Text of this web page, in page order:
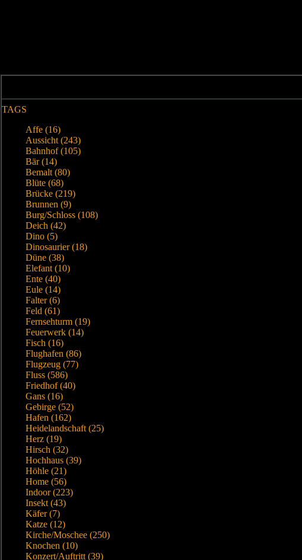
TAGS
Affe (16)
Aussicht (243)
Bahnhof (105)
Bär (14)
Bemalt (80)
Blüte (68)
Brücke (219)
Brunnen (9)
Burg/Schloss (108)
Deich (42)
Dino (5)
Dinosaurier (18)
Düne (38)
Elefant (10)
Ente (40)
Eule (14)
Falter (6)
Feld (61)
Fernsehturm (19)
Feuerwerk (14)
Fisch (16)
Flughafen (86)
Flugzeug (77)
Fluss (586)
Friedhof (40)
Gans (16)
Gebirge (52)
Hafen (162)
Heidelandschaft (25)
Herz (19)
Hirsch (32)
Hochhaus (39)
Höhle (21)
Home (56)
Indoor (223)
Insekt (43)
Käfer (7)
Katze (12)
Kirche/Moschee (250)
Knochen (10)
Konzert/Auftritt (39)